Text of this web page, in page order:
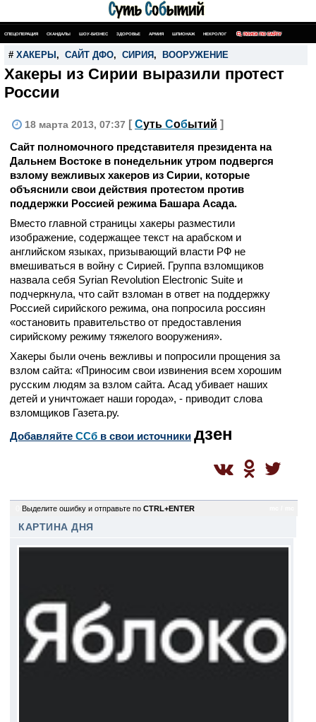
СПЕЦОПЕРАЦИЯ СКАНДАЛЫ ШОУ-БИЗНЕС ЗДОРОВЬЕ АРМИЯ ШПИОНАЖ НЕКРОЛОГ ПОИСК ПО САЙТУ
# ХАКЕРЫ , САЙТ ДФО, СИРИЯ , ВООРУЖЕНИЕ
Хакеры из Сирии выразили протест
России
18 марта 2013, 07:37 [ Суть Событий ]
Сайт полномочного представителя президента на
Дальнем Востоке в понедельник утром подвергся
взлому вежливых хакеров из Сирии, которые
объяснили свои действия протестом против
поддержки Россией режима Башара Асада.
Вместо главной страницы хакеры разместили
изображение, содержащее текст на арабском и
английском языках, призывающий власти РФ не
вмешиваться в войну с Сирией. Группа взломщиков
назвала себя Syrian Revolution Electronic Suite и
подчеркнула, что сайт взломан в ответ на поддержку
Россией сирийского режима, она попросила россиян
«остановить правительство от предоставления
сирийскому режиму тяжелого вооружения».
Хакеры были очень вежливы и попросили прощения за
взлом сайта: «Приносим свои извинения всем хорошим
русским людям за взлом сайта. Асад убивает наших
детей и уничтожает наши города», - приводит слова
взломщиков Газета.ру.
Добавляйте CСб в свои источники дзен
Выделите ошибку и отправьте по CTRL+ENTER
КАРТИНА ДНЯ